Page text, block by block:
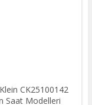
CK25100142
Saat Modelleri